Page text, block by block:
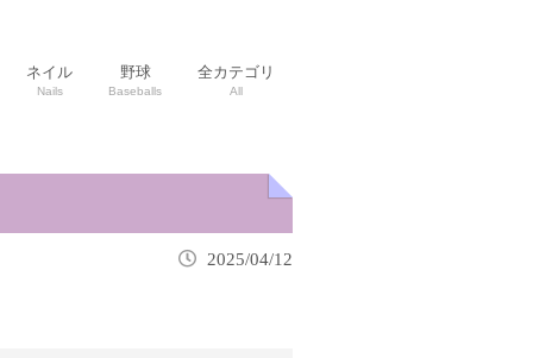
ネイル
Nails
野球
Baseballs
全カテゴリ
All
2025/04/12